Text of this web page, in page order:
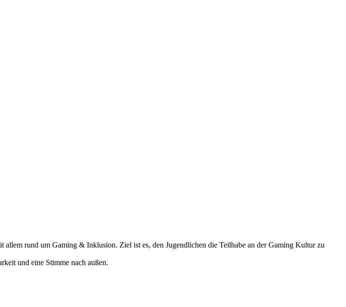
rund um Gaming & Inklusion. Ziel ist es, den Jugendlichen die Teilhabe an der Gaming Kultur zu
und eine Stimme nach außen.